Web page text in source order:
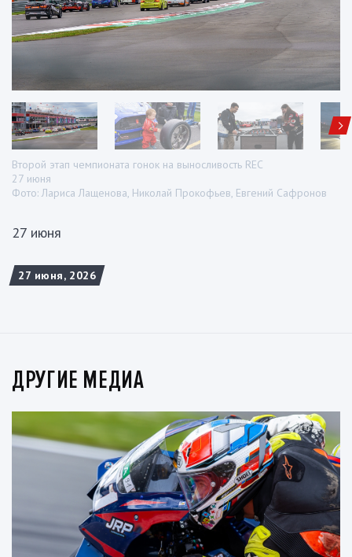
Второй этап чемпионата гонок на выносливость REC
27 июня
Фото: Лариса Лащенова, Николай Прокофьев, Евгений Сафронов
27 июня
27 июня, 2026
ДРУГИЕ МЕДИА